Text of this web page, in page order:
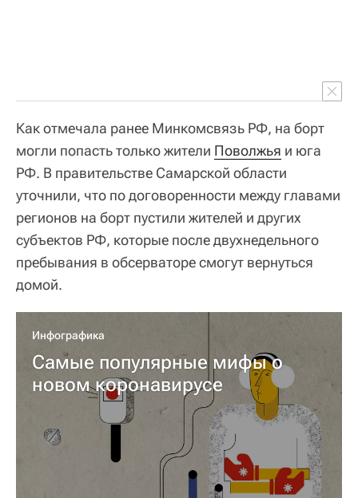
Как отмечала ранее Минкомсвязь РФ, на борт
могли попасть только жители Поволжья и юга
РФ. В правительстве Самарской области
уточнили, что по договоренности между главами
регионов на борт пустили жителей и других
субъектов РФ, которые после двухнедельного
пребывания в обсерваторе смогут вернуться
домой.
Инфографика
Самые популярные мифы о
новом коронавирусе